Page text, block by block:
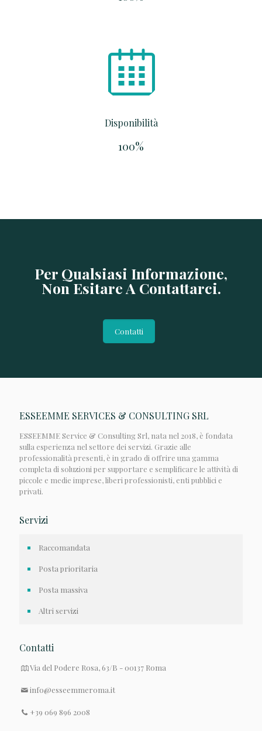
Disponibilità
100%
Per Qualsiasi Informazione,
Non Esitare A Contattarci.
Contatti
ESSEEMME SERVICES & CONSULTING SRL
ESSEEMME Service & Consulting Srl, nata nel 2018, è fondata
sulla esperienza nel settore dei servizi. Grazie alle
professionalità presenti, è in grado di offrire una gamma
completa di soluzioni per supportare e semplificare le attività di
piccole e medie imprese, liberi professionisti, enti pubblici e
privati.
Servizi
Raccomandata
Posta prioritaria
Posta massiva
Altri servizi
Contatti
Via del Podere Rosa, 63/B - 00137 Roma
info@esseemmeroma.it
+39 069 896 2008